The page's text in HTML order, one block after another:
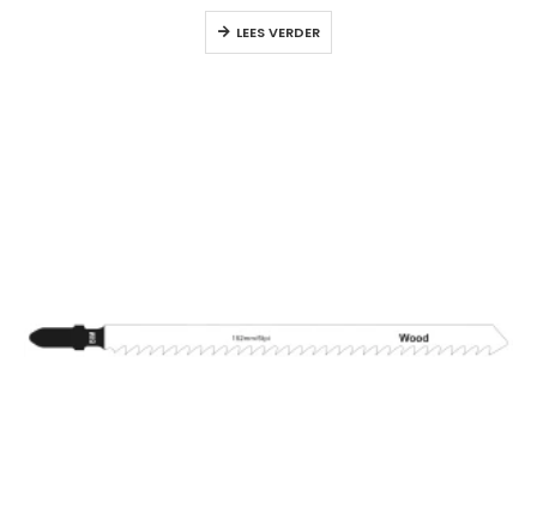
LEES VERDER